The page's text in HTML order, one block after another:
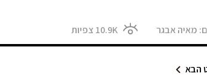
מאיה אבגר 10.9K צפיות
הבא